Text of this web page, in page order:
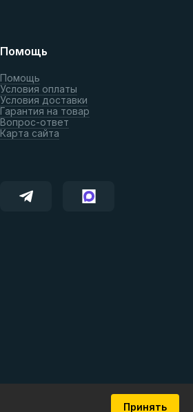
Помощь
Помощь
Условия оплаты
Условия доставки
Гарантия на товар
Вопрос-ответ
Карта сайта
Принять